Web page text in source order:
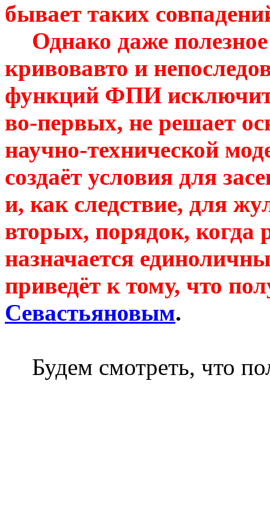
бывает таких
Однако даже
кривовавто и
функций ФПИ
во-первых, не решает
научно-технической
создаёт условия для
и, как следствие, для
вторых, порядок,
назначается
приведёт к тому, что
Севастьяновым.
Будем смотреть, что